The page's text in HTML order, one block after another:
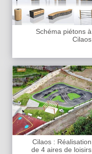
Schéma piétons à
Cilaos
Cilaos : Réalisation
de 4 aires de loisirs